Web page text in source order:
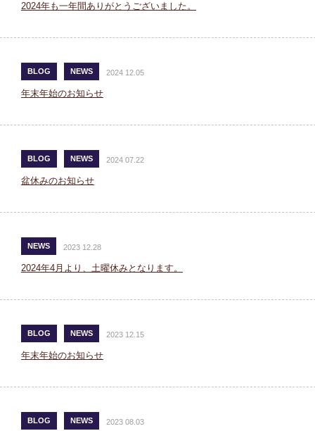
2024年も一年間ありがとうございました。
BLOG NEWS 2024 12.05
年末年始のお知らせ
BLOG NEWS 2024 07.22
盆休みのお知らせ
NEWS 2023 12.28
2024年4月より、土曜休みとなります。
BLOG NEWS 2023 12.15
年末年始のお知らせ
BLOG NEWS 2023 08.03